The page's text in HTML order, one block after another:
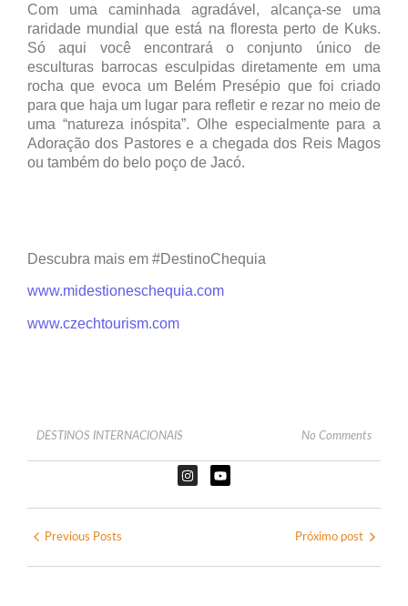
Com uma caminhada agradável, alcança-se uma
raridade mundial que está na floresta perto de Kuks.
Só aqui você encontrará o conjunto único de
esculturas barrocas esculpidas diretamente em uma
rocha que evoca um Belém Presépio que foi criado
para que haja um lugar para refletir e rezar no meio de
uma “natureza inóspita”. Olhe especialmente para a
Adoração dos Pastores e a chegada dos Reis Magos
ou também do belo poço de Jacó.
Descubra mais em #DestinoChequia
www.midestioneschequia.com
www.czechtourism.com
DESTINOS INTERNACIONAIS No Comments
Previous Posts Próximo post